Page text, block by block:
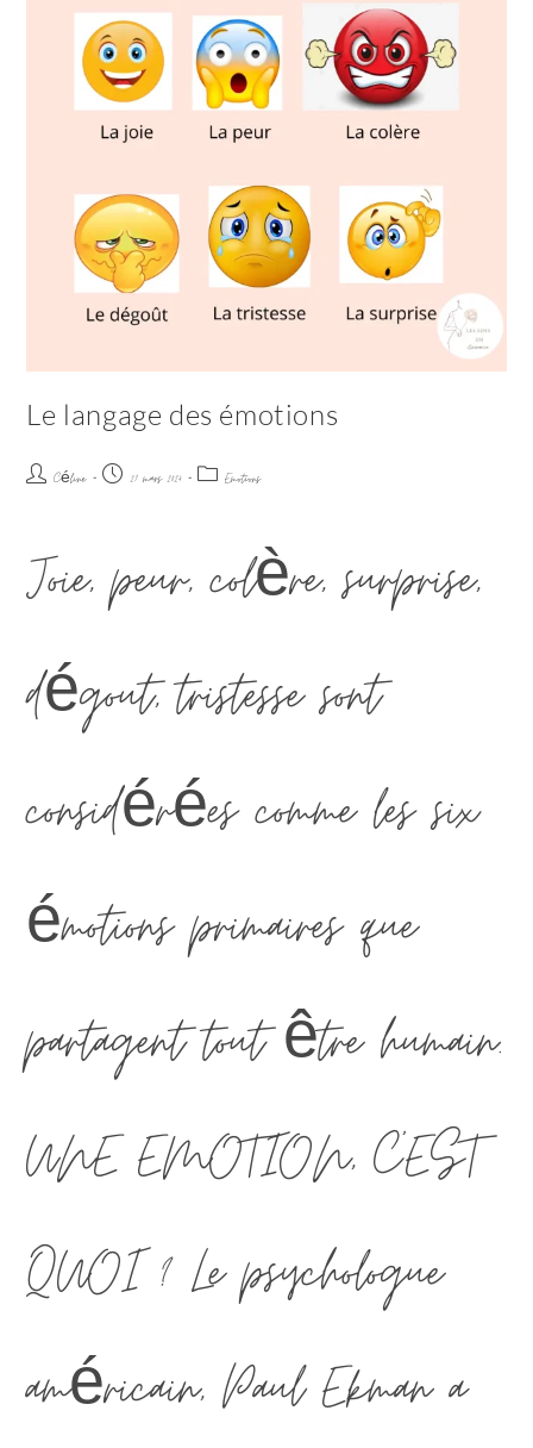
Le langage des émotions
Céline 27 mars 2024 Emotions
Joie, peur, colère, surprise,
dégout, tristesse sont
considérées comme les six
émotions primaires que
partagent tout être humain.
UNE EMOTION, C'EST
QUOI ? Le psychologue
américain, Paul Ekman a